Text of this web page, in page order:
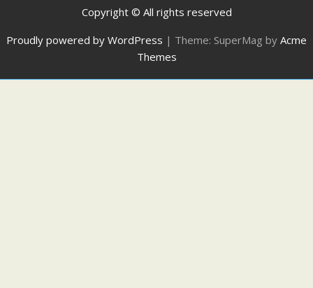
Copyright © All rights reserved
Proudly powered by WordPress | Theme: SuperMag by Acme
Themes